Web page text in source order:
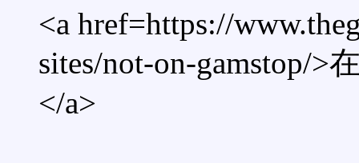
<a href=https://
sites/not-on-gamstop/
</a>